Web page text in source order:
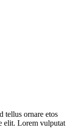
tellus ornare etos
elit. Lorem vulputat